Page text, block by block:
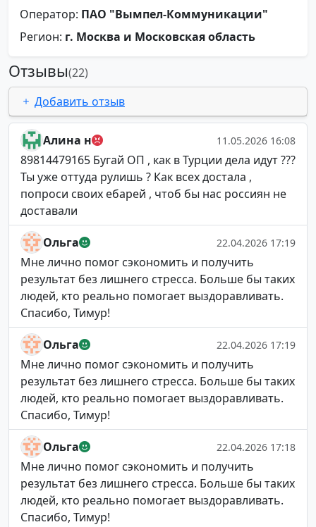
Оператор: ПАО "Вымпел-Коммуникации"
Регион: г. Москва и Московская область
Отзывы(22)
Добавить отзыв
Алина н 11.05.2026 16:08
89814479165 Бугай ОП , как в Турции дела идут ???
Ты уже оттуда рулишь ? Как всех достала ,
попроси своих ебарей , чтоб бы нас россиян не
доставали
Ольга 22.04.2026 17:19
Мне лично помог сэкономить и получить
результат без лишнего стресса. Больше бы таких
людей, кто реально помогает выздоравливать.
Спасибо, Тимур!
Ольга 22.04.2026 17:19
Мне лично помог сэкономить и получить
результат без лишнего стресса. Больше бы таких
людей, кто реально помогает выздоравливать.
Спасибо, Тимур!
Ольга 22.04.2026 17:18
Мне лично помог сэкономить и получить
результат без лишнего стресса. Больше бы таких
людей, кто реально помогает выздоравливать.
Спасибо, Тимур!